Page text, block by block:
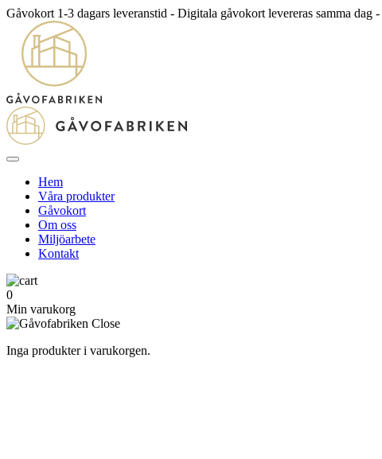
Gåvokort 1-3 dagars leveranstid - Digitala gåvokort levereras samma dag -
Hem
Våra produkter
Gåvokort
Om oss
Miljöarbete
Kontakt
0
Min varukorg
Inga produkter i varukorgen.